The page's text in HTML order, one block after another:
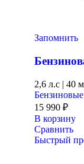
Запомнить
2,6 л.с | 40
15 990 ₽
В корзину
Сравнить
Быстрый